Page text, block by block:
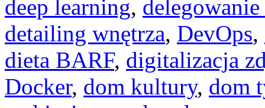
deep learning, delegowanie
detailing wnętrza, DevOps,
dieta BARF, digitalizacja
Docker, dom kultury, dom